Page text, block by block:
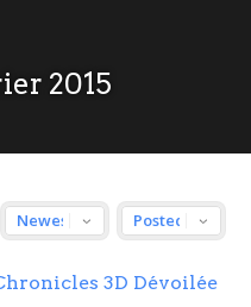
2015
3D Dévoilée